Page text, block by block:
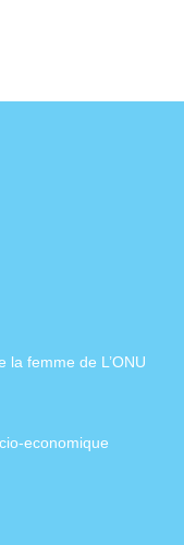
la femme de L’ONU
economique